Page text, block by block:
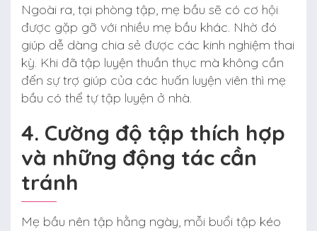
Ngoài ra, tại phòng tập, mẹ bầu sẽ có cơ hội
được gặp gỡ với nhiều mẹ bầu khác. Nhờ đó
giúp dễ dàng chia sẻ được các kinh nghiệm thai
kỳ. Khi đã tập luyện thuần thục mà không cần
đến sự trợ giúp của các huấn luyện viên thì mẹ
bầu có thể tự tập luyện ở nhà.
4. Cường độ tập thích hợp
và những động tác cần
tránh
Mẹ bầu nên tập hằng ngày, mỗi buổi tập kéo